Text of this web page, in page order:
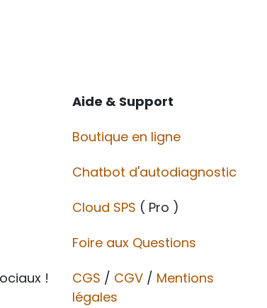
Aide & Support
Foire aux Questions
Boutique en ligne
Chatbot d'autodiagnostic
Cloud SPS ( Pro )
! CGS / CGV​​ / Mentions
légales